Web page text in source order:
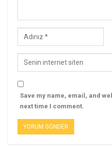
Save my name, email, and
next time I comment.